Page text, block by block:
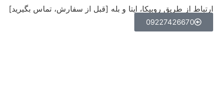
ارتباط از طریق روبیکا، ایتا و بله [قبل از سفارش، تماس بگیرید]
09227426670